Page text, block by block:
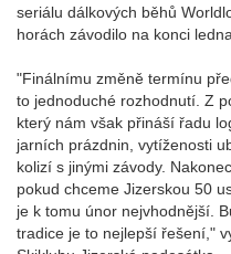
seriálu dálkových běhů
horách závodilo na konci ledna.
"Finálnímu změně termínu
to jednoduché rozhodnutí. Z
který nám však přináší řadu
jarních prázdnin, vytíženosti
kolizí s jinými závody.
pokud chceme Jizerskou 50
je k tomu únor nejvhodnější.
tradice je to nejlepší řešení,"